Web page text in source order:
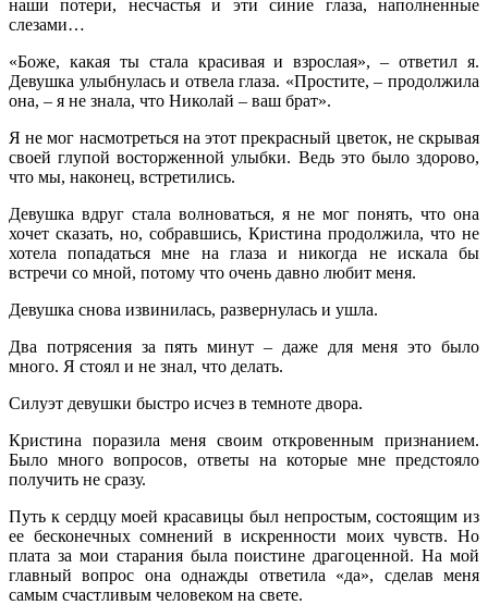
наши потери, несчастья и эти синие глаза, наполненные
слезами…
«Боже, какая ты стала красивая и взрослая», – ответил я.
Девушка улыбнулась и отвела глаза. «Простите, – продолжила
она, – я не знала, что Николай – ваш брат».
Я не мог насмотреться на этот прекрасный цветок, не скрывая
своей глупой восторженной улыбки. Ведь это было здорово,
что мы, наконец, встретились.
Девушка вдруг стала волноваться, я не мог понять, что она
хочет сказать, но, собравшись, Кристина продолжила, что не
хотела попадаться мне на глаза и никогда не искала бы
встречи со мной, потому что очень давно любит меня.
Девушка снова извинилась, развернулась и ушла.
Два потрясения за пять минут – даже для меня это было
много. Я стоял и не знал, что делать.
Силуэт девушки быстро исчез в темноте двора.
Кристина поразила меня своим откровенным признанием.
Было много вопросов, ответы на которые мне предстояло
получить не сразу.
Путь к сердцу моей красавицы был непростым, состоящим из
ее бесконечных сомнений в искренности моих чувств. Но
плата за мои старания была поистине драгоценной. На мой
главный вопрос она однажды ответила «да», сделав меня
самым счастливым человеком на свете.